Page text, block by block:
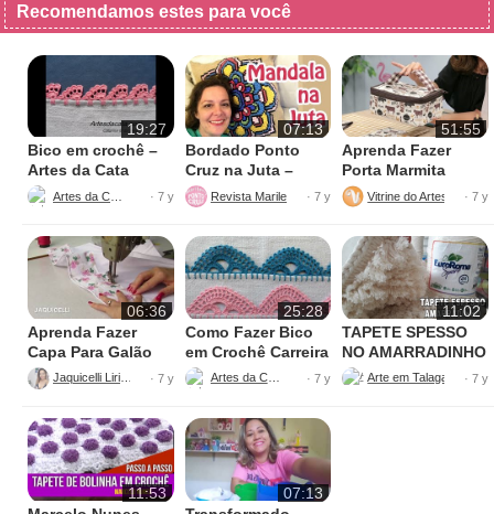
Recomendamos estes para você
19:27
Bico em crochê –
Artes da Cata
· 7 y
07:13
Bordado Ponto
Cruz na Juta –
Fácil de Fazer
Revista Marileny Ponto Cruz
· 7 y
51:55
Aprenda Fazer
Porta Marmita
Térmica
Vitrine do Artesanato
· 7 y
06:36
Aprenda Fazer
Capa Para Galão
de Água – 20 litros
Jaquicelli Liriane · 7 y
25:28
Como Fazer Bico
em Crochê Carreira
Única
Artes da Cata · 7 y
11:02
TAPETE SPESSO
NO AMARRADINHO
PERFEITO
· 7 y
11:53
07:13